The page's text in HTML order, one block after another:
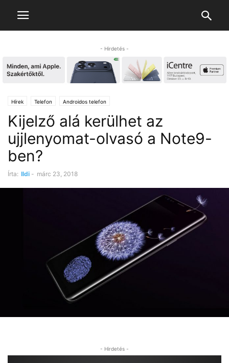
- Hirdetés -
Hírek Telefon Androidos telefon
Kijelző alá kerülhet az
ujjlenyomat-olvasó a Note9-
ben?
Írta: Ildi - márc 23, 2018
- Hirdetés -